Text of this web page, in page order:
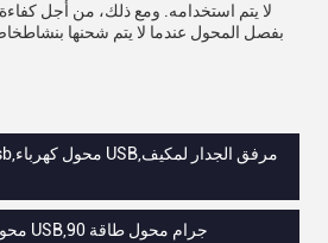
لا يتم استخدامه. ومع ذلك، من أجل
بفصل المحول عندما لا يتم شحنها